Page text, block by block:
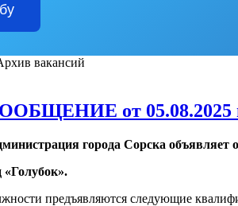
вакансий
от 05.08.2025
города Сорска объявляет
предъявляются следующие